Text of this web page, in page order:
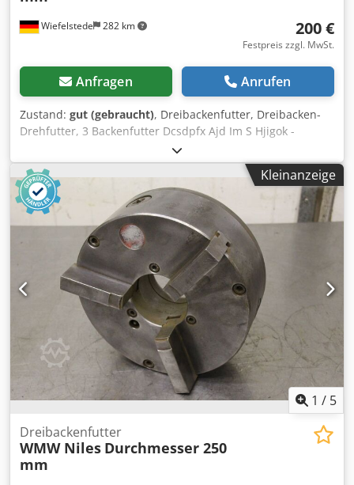
Wiefelstede 282 km 200 €
Festpreis zzgl. MwSt.
Anfragen Anrufen
Zustand: gut (gebraucht), Dreibackenfutter, Dreibacken-
Drehfutter, 3 Backenfutter Dcsdpfx Ajd Im S Hjigok -
Futtergröße: Ø 200 mm -Gewindeaufnahme -
Durchgangsbohrung: Ø 53 mm -Gewicht: 19,7 kg
Kleinanzeige
1 / 5
Dreibackenfutter
WMW Niles Durchmesser 250
mm